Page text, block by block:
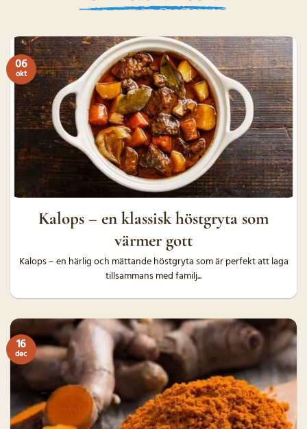
Kalops – en klassisk höstgryta som
värmer gott
Kalops – en härlig och mättande höstgryta som är perfekt att laga
tillsammans med familj...
06
okt
16
dec